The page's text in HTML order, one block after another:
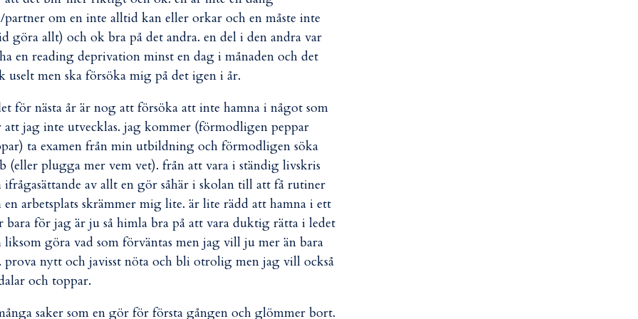
partner om en inte alltid kan eller orkar och en måste inte
göra allt) och ok bra på det andra. en del i den andra var
en reading deprivation minst en dag i månaden och det
uselt men ska försöka mig på det igen i år.
för nästa år är nog att försöka att inte hamna i något som
jag inte utvecklas. jag kommer (förmodligen peppar
ta examen från min utbildning och förmodligen söka
(eller plugga mer vem vet). från att vara i ständig livskris
ifrågasättande av allt en gör såhär i skolan till att få rutiner
en arbetsplats skrämmer mig lite. är lite rädd att hamna i ett
bara för jag är ju så himla bra på att vara duktig rätta i ledet
liksom göra vad som förväntas men jag vill ju mer än bara
prova nytt och javisst nöta och bli otrolig men jag vill också
och toppar.
saker som en gör för första gången och glömmer bort.